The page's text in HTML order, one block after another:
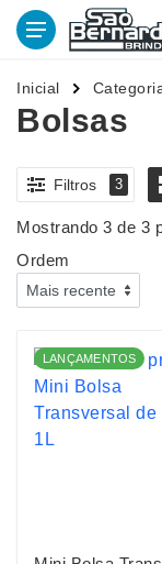
Inicial
Bolsas
Filtros 3
Mostrando 3 de 3
Ordem
LANÇAMENTOS